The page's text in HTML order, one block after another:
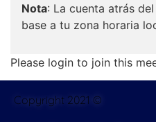
Nota: La cuenta atrás
base a tu zona horaria
Please login to join this
Copyright 2021 ©